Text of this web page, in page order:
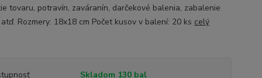
tovaru, potravín, zaváranín, darčekové balenia, zabalenie
Rozmery: 18x18 cm Počet kusov v balení: 20 ks celý
Skladom 130 bal